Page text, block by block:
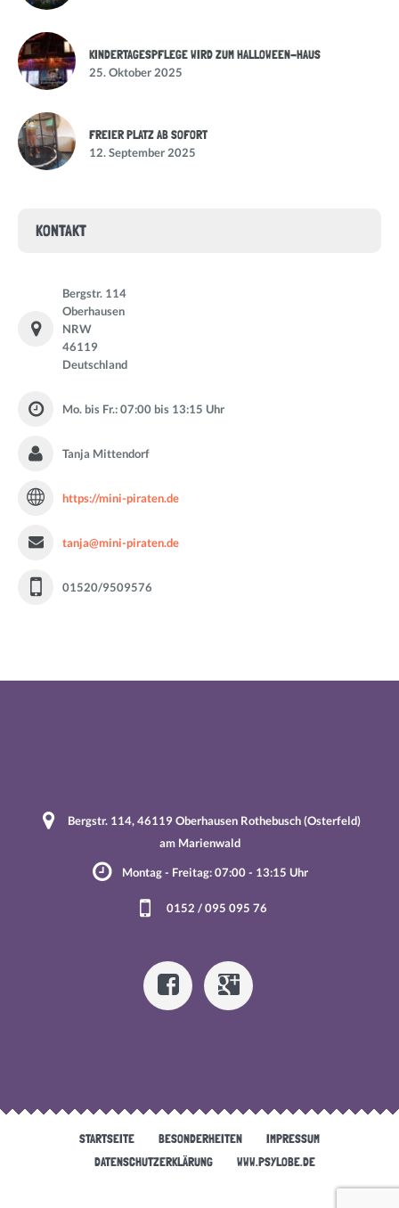
KINDERTAGESPFLEGE WIRD ZUM HALLOWEEN-HAUS
25. Oktober 2025
FREIER PLATZ AB SOFORT
12. September 2025
KONTAKT
Bergstr. 114
Oberhausen
NRW
46119
Deutschland
Mo. bis Fr.: 07:00 bis 13:15 Uhr
Tanja Mittendorf
https://mini-piraten.de
tanja@mini-piraten.de
01520/9509576
Bergstr. 114, 46119 Oberhausen Rothebusch (Osterfeld)
am Marienwald
Montag - Freitag: 07:00 - 13:15 Uhr
0152 / 095 095 76
STARTSEITE BESONDERHEITEN
IMPRESSUM
DATENSCHUTZERKLÄRUNG
WWW.PSYLOBE.DE